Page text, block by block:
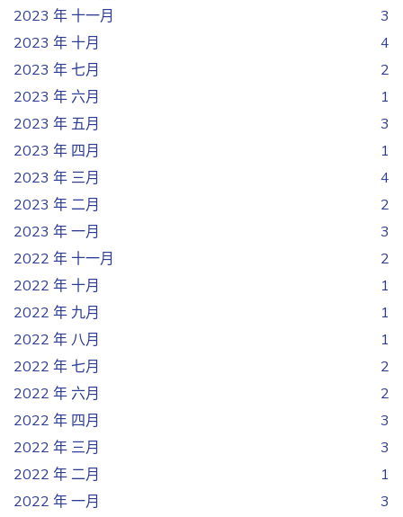
2023 年 十一月
3
2023 年 十月
4
2023 年 七月
2
2023 年 六月
1
2023 年 五月
3
2023 年 四月
1
2023 年 三月
4
2023 年 二月
2
2023 年 一月
3
2022 年 十一月
2
2022 年 十月
1
2022 年 九月
1
2022 年 八月
1
2022 年 七月
2
2022 年 六月
2
2022 年 四月
3
2022 年 三月
3
2022 年 二月
1
2022 年 一月
3